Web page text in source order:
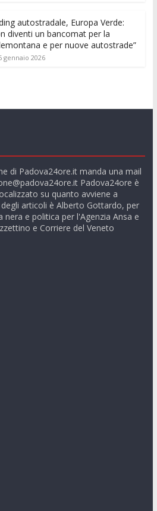
autostradale, Europa Verde:
diventi un bancomat per la
e per nuove autostrade”
gennaio 2026
di Padova24ore.it manda una mail
Padova24ore è
su quanto avviene a
articoli è Alberto Gottardo, per
nera e politica per l'Agenzia Ansa e
e Corriere del Veneto